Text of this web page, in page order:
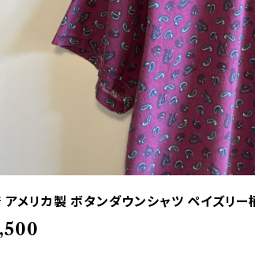
アメリカ製 ボタンダウンシャツ ペイズリ